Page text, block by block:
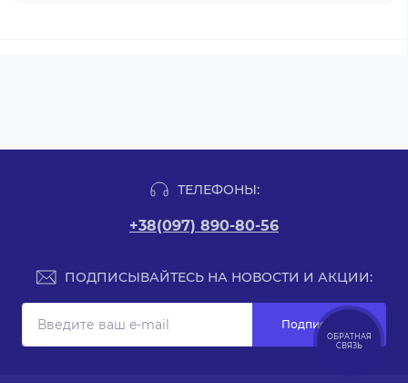
ТЕЛЕФОНЫ:
+38(097) 890-80-56
ПОДПИСЫВАЙТЕСЬ НА НОВОСТИ И АКЦИИ:
Подписаться
ОБРАТНАЯ
СВЯЗЬ